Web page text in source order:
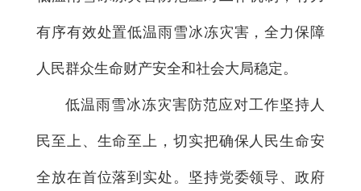
有序有效处置低温雨雪冰冻灾害，全力保障
人民群众生命财产安全和社会大局稳定。
低温雨雪冰冻灾害防范应对工作坚持人
民至上、生命至上，切实把确保人民生命安
全放在首位落到实处。坚持党委领导、政府